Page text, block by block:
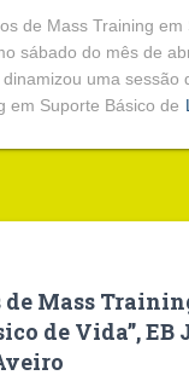
de Mass Training em
sábado do mês de
uma sessão
em Suporte Básico de
de Mass
de Vida”, EB